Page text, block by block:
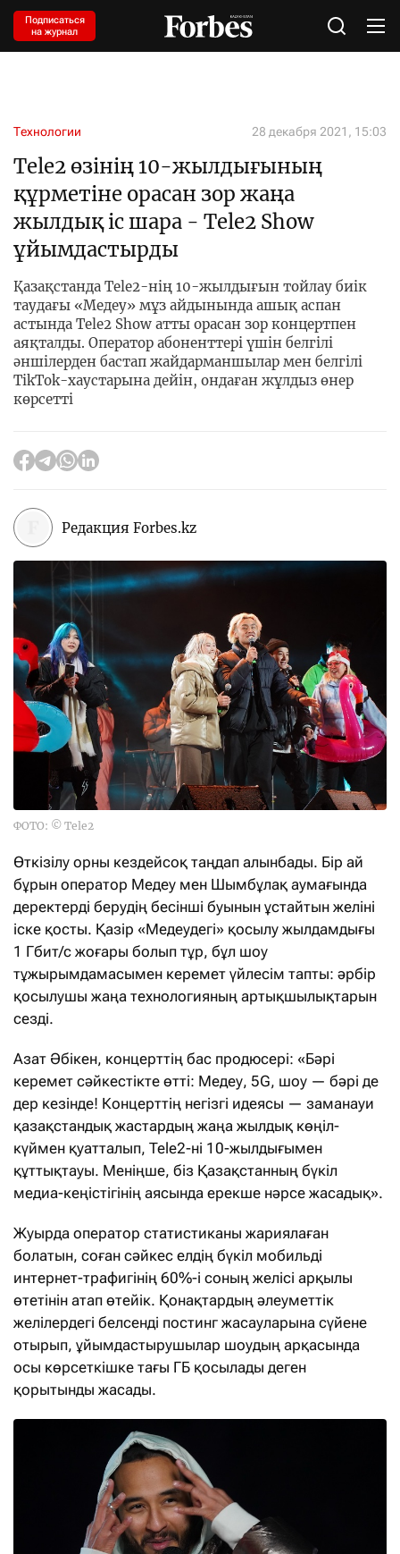
Подписаться
на журнал
Технологии 28 декабря 2021, 15:03
Tele2 өзінің 10-жылдығының
құрметіне орасан зор жаңа
жылдық іс шара - Tele2 Show
ұйымдастырды
Қазақстанда Tele2-нің 10-жылдығын тойлау биік
таудағы «Медеу» мұз айдынында ашық аспан
астында Tele2 Show атты орасан зор концертпен
аяқталды. Оператор абоненттері үшін белгілі
әншілерден бастап жайдарманшылар мен белгілі
TikTok-хаустарына дейін, ондаған жұлдыз өнер
көрсетті
Редакция Forbes.kz
ФОТО: © Tele2
Өткізілу орны кездейсоқ таңдап алынбады. Бір ай
бұрын оператор Медеу мен Шымбұлақ аумағында
деректерді берудің бесінші буынын ұстайтын желіні
іске қосты. Қазір «Медеудегі» қосылу жылдамдығы
1 Гбит/с жоғары болып тұр, бұл шоу
тұжырымдамасымен керемет үйлесім тапты: әрбір
қосылушы жаңа технологияның артықшылықтарын
сезді.
Азат Әбікен, концерттің бас продюсері: «Бәрі
керемет сәйкестікте өтті: Медеу, 5G, шоу — бәрі де
дер кезінде! Концерттің негізгі идеясы — заманауи
қазақстандық жастардың жаңа жылдық көңіл-
күймен қуатталып, Tele2-ні 10-жылдығымен
құттықтауы. Меніңше, біз Қазақстанның бүкіл
медиа-кеңістігінің аясында ерекше нәрсе жасадық».
Жуырда оператор статистиканы жариялаған
болатын, соған сәйкес елдің бүкіл мобильді
интернет-трафигінің 60%-і соның желісі арқылы
өтетінін атап өтейік. Қонақтардың әлеуметтік
желілердегі белсенді постинг жасауларына сүйене
отырып, ұйымдастырушылар шоудың арқасында
осы көрсеткішке тағы ГБ қосылады деген
қорытынды жасады.